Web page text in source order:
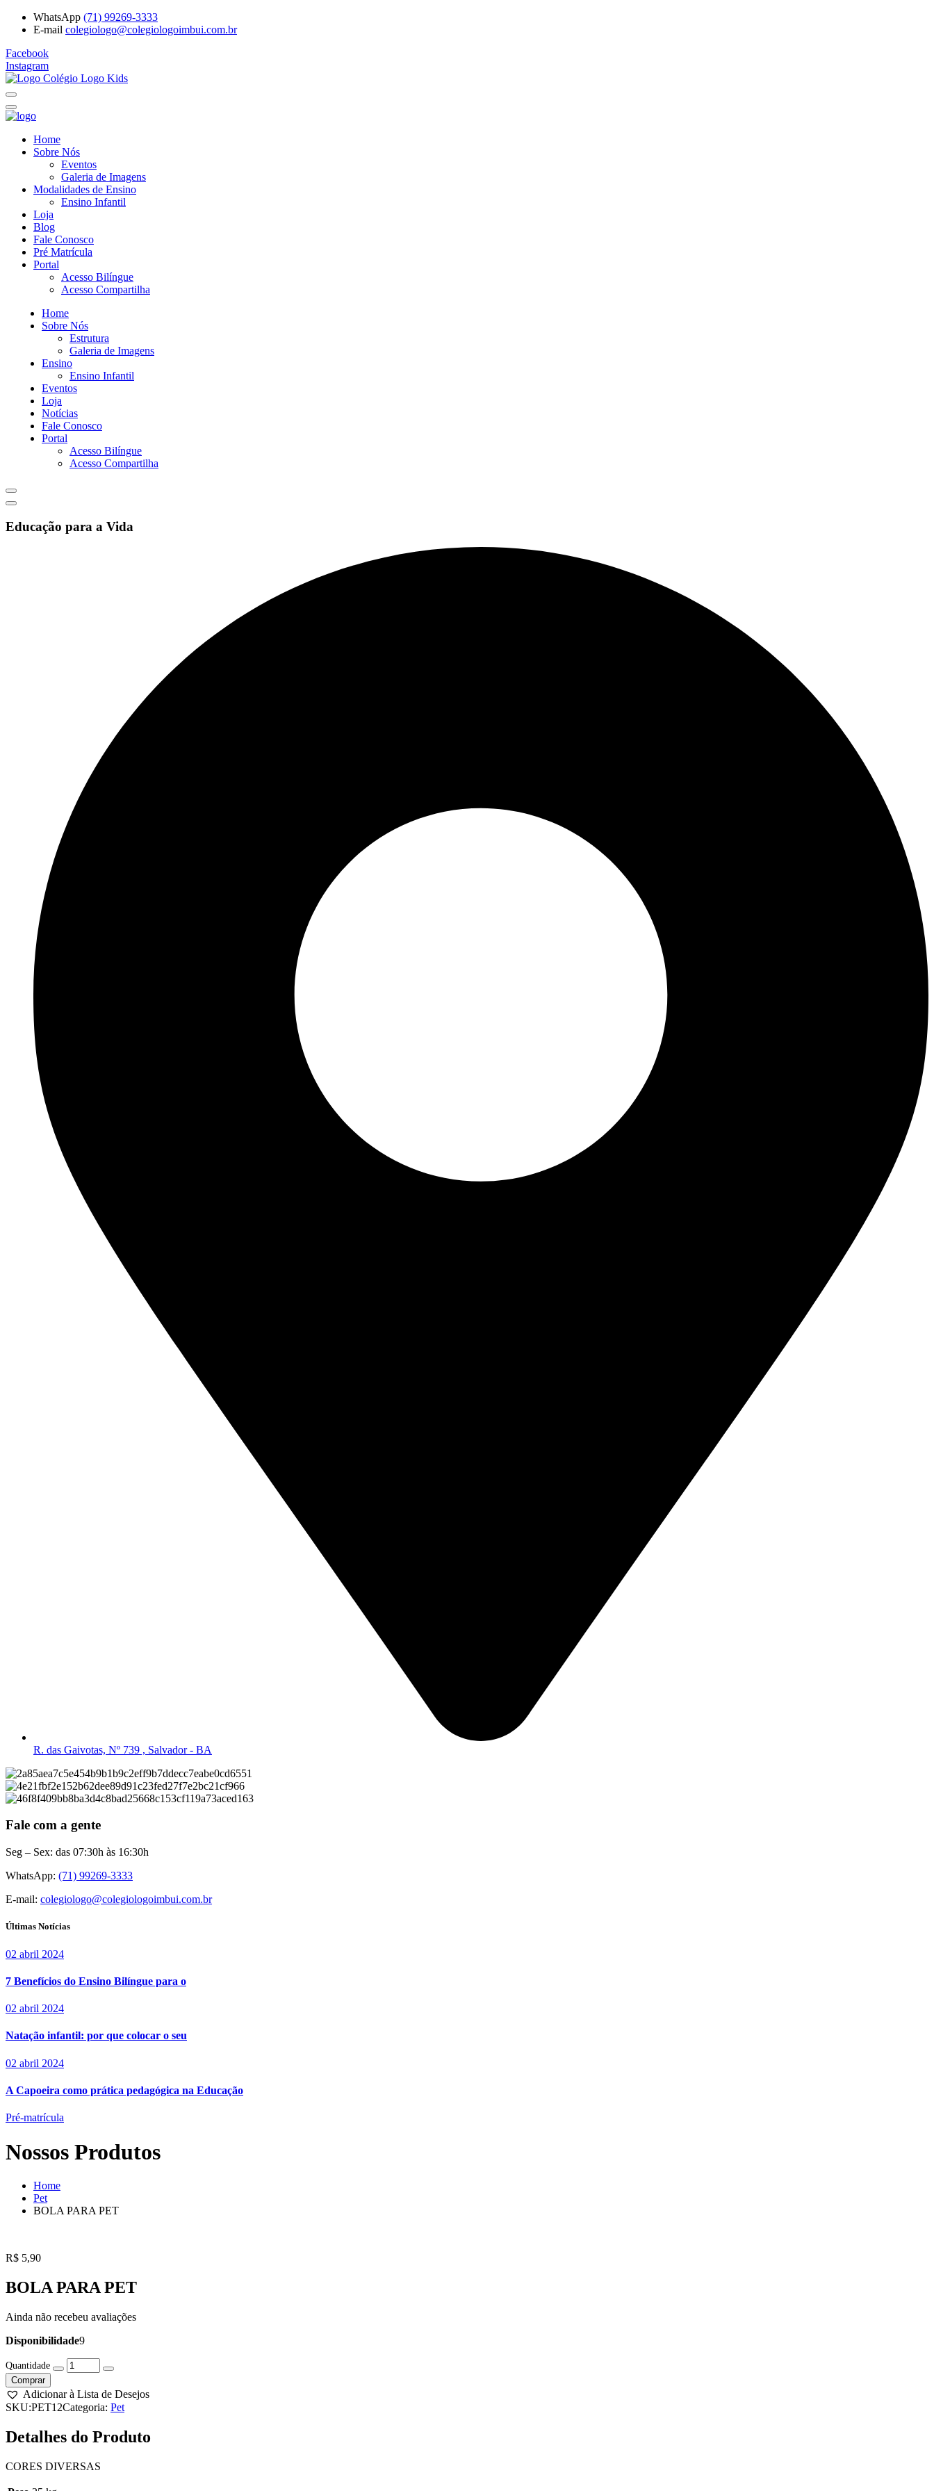
WhatsApp (71) 99269-3333
E-mail colegiologo@colegiologoimbui.com.br
Facebook
Instagram
Home
Sobre Nós
Eventos
Galeria de Imagens
Modalidades de Ensino
Ensino Infantil
Loja
Blog
Fale Conosco
Pré Matrícula
Portal
Acesso Bilíngue
Acesso Compartilha
Home
Sobre Nós
Estrutura
Galeria de Imagens
Ensino
Ensino Infantil
Eventos
Loja
Notícias
Fale Conosco
Portal
Acesso Bilíngue
Acesso Compartilha
Educação para a Vida
R. das Gaivotas, Nº 739 , Salvador - BA
Fale com a gente
Seg – Sex: das 07:30h às 16:30h
WhatsApp: (71) 99269-3333
E-mail: colegiologo@colegiologoimbui.com.br
Últimas Notícias
02 abril 2024
7 Benefícios do Ensino Bilíngue para o
02 abril 2024
Natação infantil: por que colocar o seu
02 abril 2024
A Capoeira como prática pedagógica na Educação
Pré-matrícula
Nossos Produtos
Home
Pet
BOLA PARA PET
R$ 5,90
BOLA PARA PET
Ainda não recebeu avaliações
Disponibilidade9
BOLA
PARA
PET
quantity
Comprar
Adicionar à Lista de Desejos
SKU:PET12Categoria: Pet
Detalhes do Produto
CORES DIVERSAS